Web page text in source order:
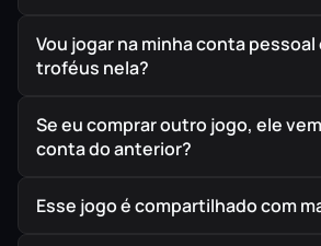
Vou jogar na minha conta pessoal
troféus nela?
Se eu comprar outro jogo, ele
conta do anterior?
Esse jogo é compartilhado com